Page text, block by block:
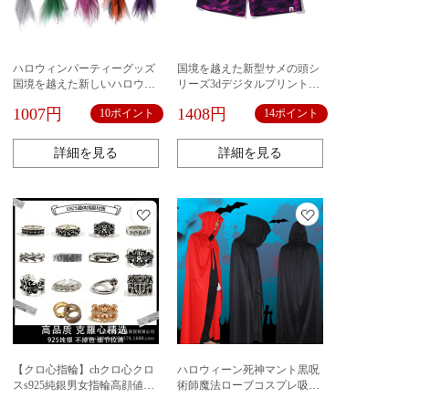
ハロウィンパーティーグッズ
国境を越えた新しいハロウィ
鬼の日パーティー装飾用品ハ
1007円 10ポイント
詳細を見る
国境を越えた新型サメの頭シ
リーズ3dデジタルプリント男
ツコスプレ周辺
1408円 14ポイント
詳細を見る
【クロ心指輪】chクロ心クロ
スs925純銀男女指輪高顔値小
ハロウィーン死神マント黒呪
術師魔法ローブコスプレ吸血